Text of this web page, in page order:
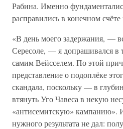
Рабина. Именно
расправились в конечном
«В день моего задержания, —
Сересоле, — я допрашивался в
самим Вейсселем. По этой
представление о подоплёке
скандала, поскольку — в
втянуть Уго Чавеса в некую
«антисемитскую»
нужного результата не дал: